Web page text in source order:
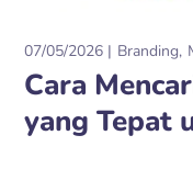
07/05/2026 Branding
Cara
yang Tepat